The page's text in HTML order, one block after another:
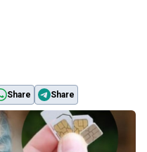
Share Share